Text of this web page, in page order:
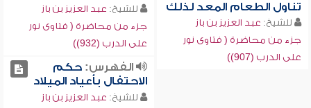
تناول الطعام المعد لذلك
للشيخ: عبد العزيز بن باز
جزء من محاضرة ( فتاوى نور
على الدرب (907))
للشيخ: عبد العزيز بن باز
جزء من محاضرة ( فتاوى نور
على الدرب (932))
الفهرس:حكم
الاحتفال بأعياد الميلاد
للشيخ: عبد العزيز بن باز